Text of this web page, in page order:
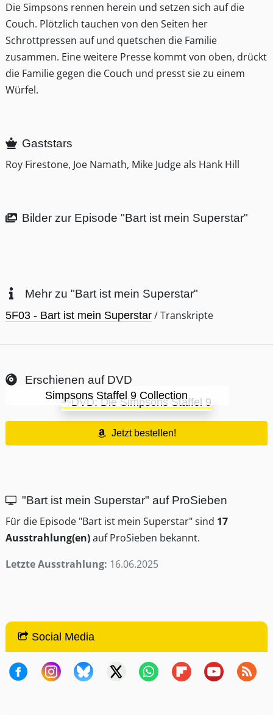
Die Simpsons rennen herein und setzen sich auf die
Couch. Plötzlich tauchen von den Seiten her
Schrottpressen auf und quetschen die Familie
zusammen. Eine weitere Presse kommt von oben, drückt
die Familie gegen die Couch und presst sie zu einem
Würfel.
Gaststars
Roy Firestone, Joe Namath, Mike Judge als Hank Hill
Bilder zur Episode "Bart ist mein Superstar"
Mehr zu "Bart ist mein Superstar"
5F03 - Bart ist mein Superstar / Transkripte
Erschienen auf DVD
Simpsons Staffel 9 Collection
Jetzt bestellen!
"Bart ist mein Superstar" auf ProSieben
Für die Episode "Bart ist mein Superstar" sind 17
Ausstrahlung(en)auf ProSieben bekannt.
Letzte Ausstrahlung: 16.06.2025
Social Media